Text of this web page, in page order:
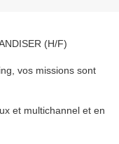
(H/F)
vos missions sont
et multichannel et en